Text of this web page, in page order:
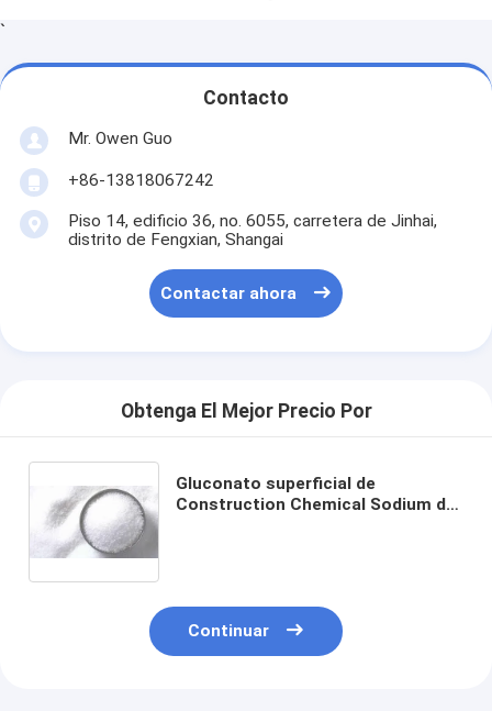
Inicio
Sobre nosotros
`
Contacto
Mr. Owen Guo
+86-13818067242
Piso 14, edificio 36, no. 6055, carretera de Jinhai,
distrito de Fengxian, Shangai
Contactar ahora
Obtenga El Mejor Precio Por
Gluconato superficial de
Construction Chemical Sodium del
Continuar